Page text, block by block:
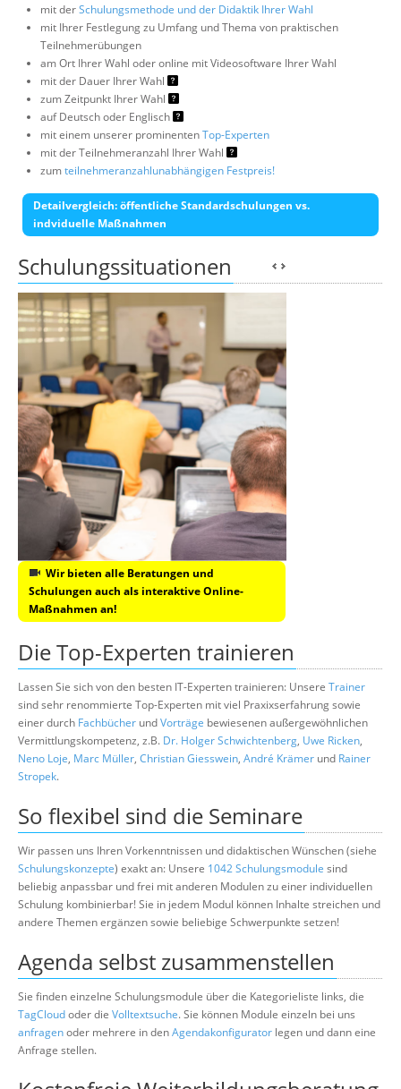
mit derSchulungsmethode und der Didaktik Ihrer Wahl
mit Ihrer Festlegung zu Umfang und Thema von praktischen
Teilnehmerübungen
am Ort Ihrer Wahl oder online mit Videosoftware Ihrer Wahl
mit der Dauer Ihrer Wahl
zum Zeitpunkt Ihrer Wahl
auf Deutsch oder Englisch
mit einem unserer prominentenTop-Experten
mit der Teilnehmeranzahl Ihrer Wahl
zumteilnehmeranzahlunabhängigen Festpreis!
Detailvergleich: öffentliche Standardschulungen vs.
indviduelle Maßnahmen
Schulungssituationen
Wir bieten alle Beratungen und
Schulungen auch als interaktive Online-
Maßnahmen an!
Die Top-Experten trainieren
Lassen Sie sich von den besten IT-Experten trainieren: Unsere Trainer
sind sehr renommierte Top-Experten mit viel Praxixserfahrung sowie
einer durch Fachbücher undVorträge bewiesenen außergewöhnlichen
Vermittlungskompetenz, z.B. Dr. Holger Schwichtenberg, Uwe Ricken,
Neno Loje, Marc Müller, Christian Giesswein, André Krämer und Rainer
Stropek.
So flexibel sind die Seminare
Wir passen uns Ihren Vorkenntnissen und didaktischen Wünschen (siehe
Schulungskonzepte) exakt an: Unsere 1042 Schulungsmodule sind
beliebig anpassbar und frei mit anderen Modulen zu einer individuellen
Schulung kombinierbar! Sie in jedem Modul können Inhalte streichen und
andere Themen ergänzen sowie beliebige Schwerpunkte setzen!
Agenda selbst zusammenstellen
Sie finden einzelne Schulungsmodule über die Kategorieliste links, die
TagCloudoder die Volltextsuche. Sie können Module einzeln bei uns
anfragenoder mehrere in denAgendakonfigurator legen und dann eine
Anfrage stellen.